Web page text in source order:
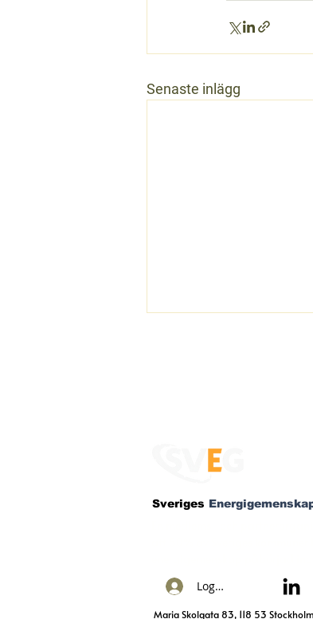
Senaste inlägg
Energigemenskap
SVEG. Gnesta tätort
Sveriges
Logga in
Maria Skolgata 83, 118 53 Stockholm